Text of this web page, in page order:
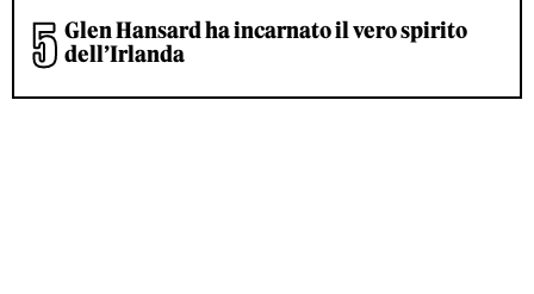
Glen Hansard ha incarnato il vero spirito
dell’Irlanda